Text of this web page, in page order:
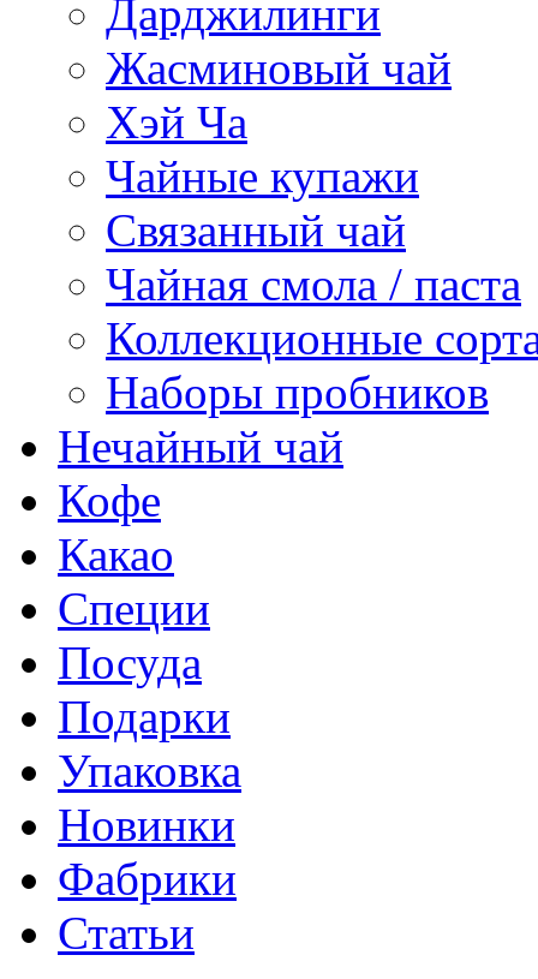
Дарджилинги
Жасминовый чай
Хэй Ча
Чайные купажи
Связанный чай
Чайная смола / паста
Коллекционные
Наборы пробников
Нечайный чай
Кофе
Какао
Специи
Посуда
Подарки
Упаковка
Новинки
Фабрики
Статьи